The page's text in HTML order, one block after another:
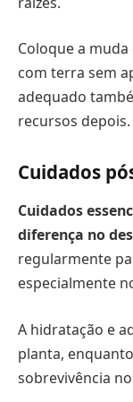
Coloque a
com terra sem
adequado
recursos depois.
Cuidados
Cuidados
diferença no
regularmente
especialmente
A hidratação e
planta,
sobrevivência